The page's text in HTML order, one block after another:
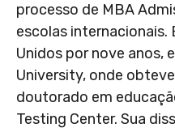
processo de MBA
escolas internacionais.
Unidos por nove anos,
University, onde
doutorado em
Testing Center. Sua